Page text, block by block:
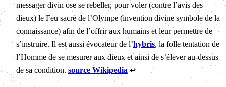
messager divin ose se rebeller, pour voler (contre l’avis des
dieux) le Feu sacré de l’Olympe (invention divine symbole de la
connaissance) afin de l’offrir aux humains et leur permettre de
s’instruire. Il est aussi évocateur de l’hybris, la folle tentation de
l’Homme de se mesurer aux dieux et ainsi de s’élever au-dessus
de sa condition. source Wikipedia ↩